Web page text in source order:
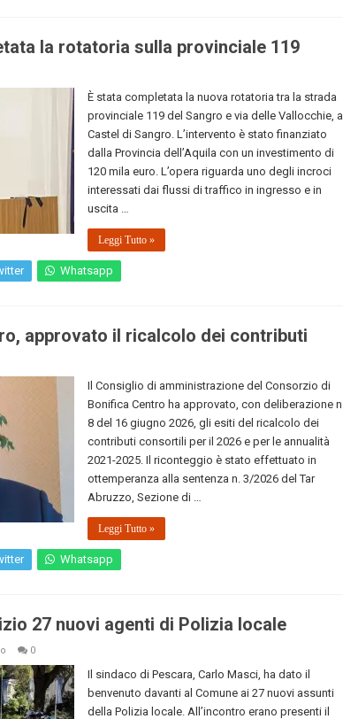
la rotatoria sulla provinciale 119
È stata completata la nuova rotatoria tra la strada
provinciale 119 del Sangro e via delle Vallocchie, a
Castel di Sangro. L’intervento è stato finanziato
dalla Provincia dell’Aquila con un investimento di
120 mila euro. L’opera riguarda uno degli incroci
interessati dai flussi di traffico in ingresso e in
uscita …
Leggi Tutto »
Whatsapp
approvato il ricalcolo dei contributi
Il Consiglio di amministrazione del Consorzio di
Bonifica Centro ha approvato, con deliberazione n.
8 del 16 giugno 2026, gli esiti del ricalcolo dei
contributi consortili per il 2026 e per le annualità
2021-2025. Il riconteggio è stato effettuato in
ottemperanza alla sentenza n. 3/2026 del Tar
Abruzzo, Sezione di …
Leggi Tutto »
Whatsapp
27 nuovi agenti di Polizia locale
0
Il sindaco di Pescara, Carlo Masci, ha dato il
benvenuto davanti al Comune ai 27 nuovi assunti
della Polizia locale. All’incontro erano presenti il